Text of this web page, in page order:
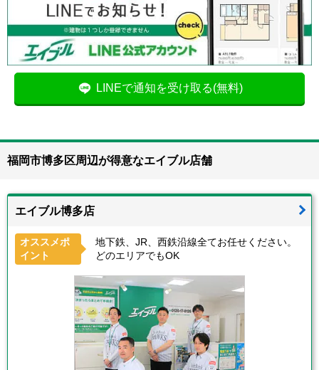
LINEで通知を受け取る(無料)
福岡市博多区周辺が得意なエイブル店舗
エイブル博多店
オススメポ
イント
地下鉄、JR、西鉄沿線全てお任せください。
どのエリアでもOK